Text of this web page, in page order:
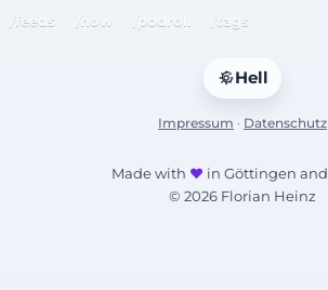
/feeds
/now /podroll /tags
Hell
Impressum · Datenschutz
Made with ♥ in Göttingen and
© 2026 Florian Heinz